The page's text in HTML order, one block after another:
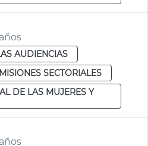
AUDIENCIAS
SECTORIALES
DE LAS MUJERES Y